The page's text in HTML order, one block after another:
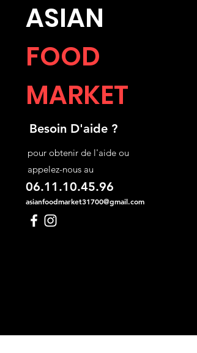
ASIAN
FOOD
MARKET
Besoin D'aide ?
pour obtenir de l'aide ou
appelez-nous au
06.11.10.45.96
asianfoodmarket31700@gmail.com